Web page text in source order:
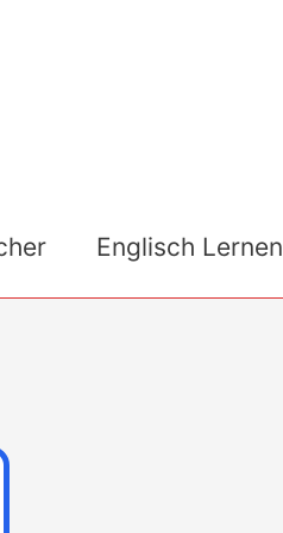
Englisch Lernen